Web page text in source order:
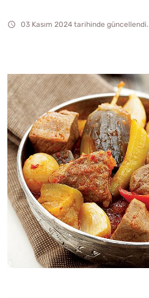
03 Kasım 2024 tarihinde güncellendi.